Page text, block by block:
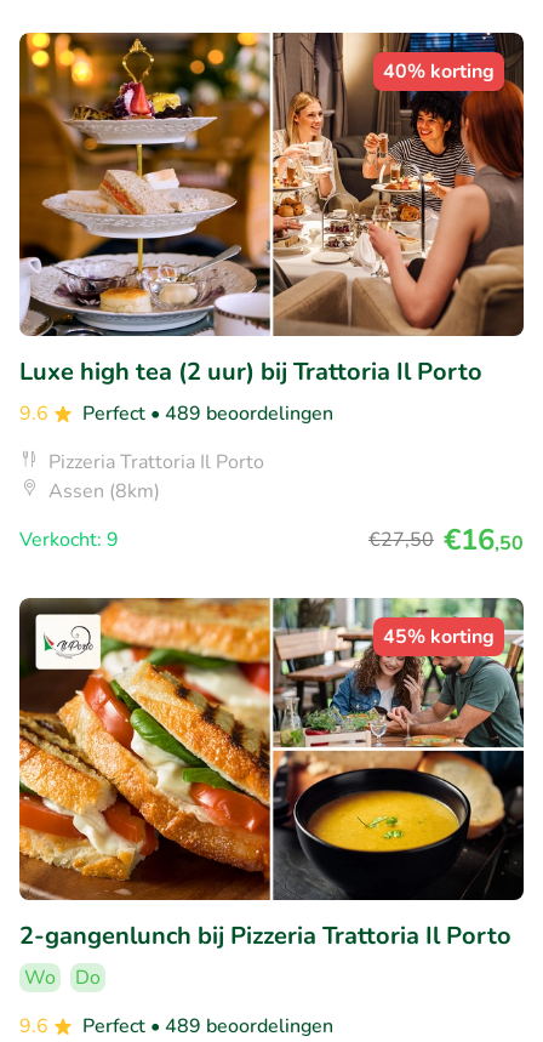
40% korting
Luxe high tea (2 uur) bij Trattoria Il Porto
9.6 Perfect • 489 beoordelingen
Pizzeria Trattoria Il Porto
Assen (8km)
Verkocht: 9
€27,50 €16,50
45% korting
2-gangenlunch bij Pizzeria Trattoria Il Porto
Wo
Do
9.6
Perfect • 489 beoordelingen